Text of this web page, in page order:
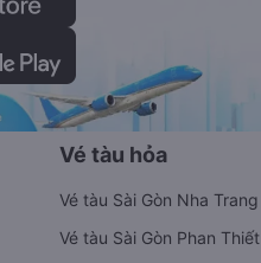
Vé tàu hỏa
Vé tàu Sài Gòn Nha Trang
Vé tàu Sài Gòn Phan Thiết